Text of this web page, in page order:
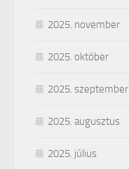
2025. november
2025. október
2025. szeptember
2025. augusztus
2025. július